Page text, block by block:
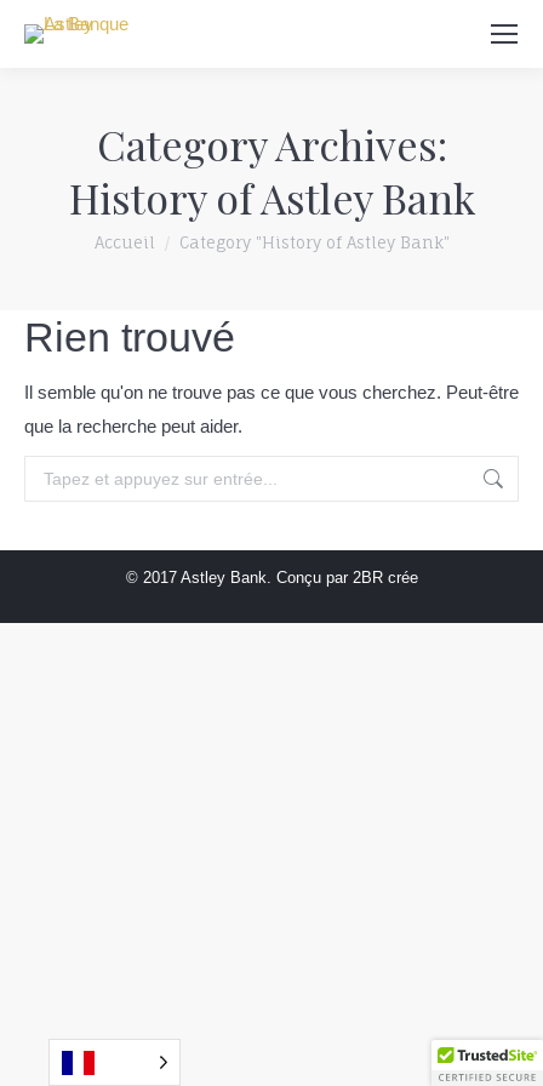
Category Archives:
History of Astley Bank
Vous êtes ici:
Accueil Category "History of Astley Bank"
Rien trouvé
Il semble qu'on ne trouve pas ce que vous cherchez. Peut-être
que la recherche peut aider.
rechercher:
© 2017 Astley Bank. Conçu par 2BR crée